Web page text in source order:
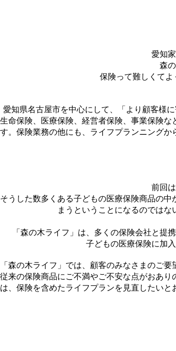
愛知
森
保険って難しくて
愛知県名古屋市を中心にして、「より顧客様
生命保険、医療保険、経営者保険、事業保険
す。保険業務の他にも、ライフプランニング
前回
そうした数多くある子どもの医療保険商品の
まうということになるのでは
「森の木ライフ」は、多くの保険会社と提
子どもの医療保険に加
「森の木ライフ」では、顧客のみなさまのご
従来の保険商品にご不満やご不安な点がおあ
は、保険を含めたライフプランを見直したい